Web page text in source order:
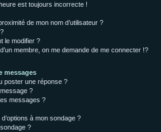
est toujours incorrecte !
de mon nom d’utilisateur ?
le modifier ?
membre, on me demande de me connecter !?
messages
poster une réponse ?
?
messages ?
à mon sondage ?
?